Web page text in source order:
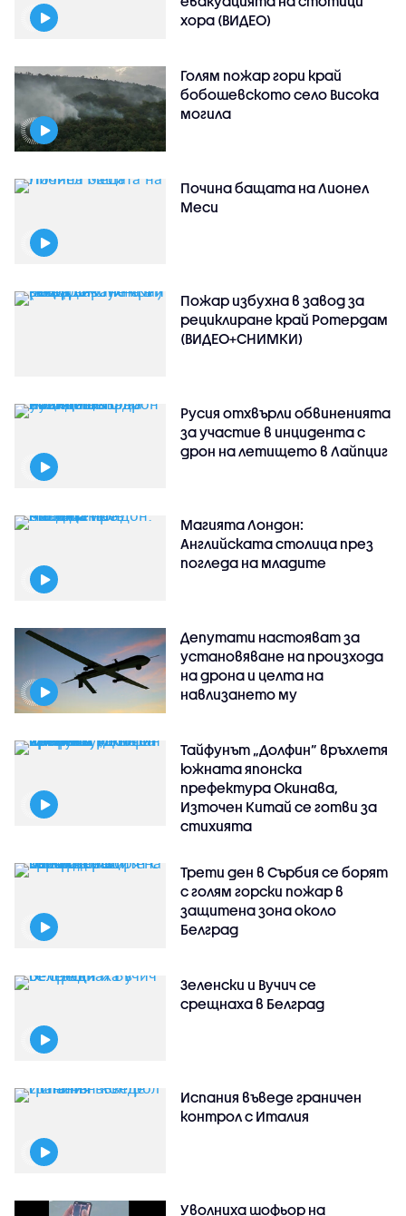
хора (ВИДЕО)
Голям пожар гори край
бобошевското село Висока
могила
Почина бащата на Лионел
Меси
Пожар избухна в завод за
рециклиране край Ротердам
(ВИДЕО+СНИМКИ)
Русия отхвърли обвиненията
за участие в инцидента с
дрон на летището в Лайпциг
Магията Лондон:
Английската столица през
погледа на младите
Депутати настояват за
установяване на произхода
на дрона и целта на
навлизането му
Тайфунът „Долфин” връхлетя
южната японска
префектура Окинава,
Източен Китай се готви за
стихията
Трети ден в Сърбия се борят
с голям горски пожар в
защитена зона около
Белград
Зеленски и Вучич се
срещнаха в Белград
Испания въведе граничен
контрол с Италия
Уволниха шофьор на